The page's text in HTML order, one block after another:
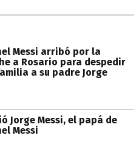
Messi arribó por la
a Rosario para despedir
a su padre Jorge
Jorge Messi, el papá de
Messi